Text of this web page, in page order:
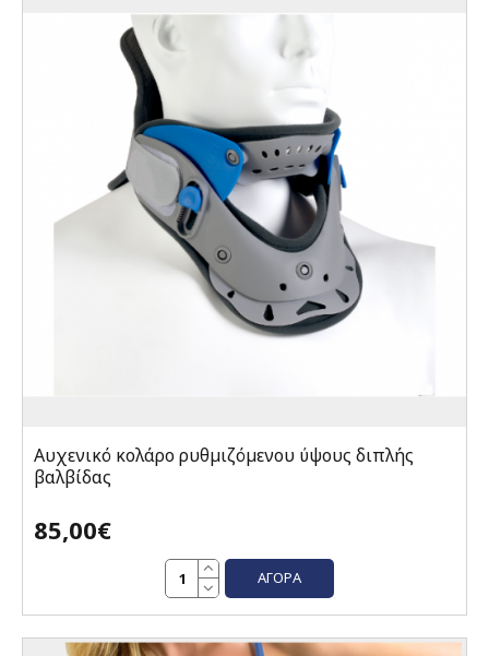
Αυχενικό κολάρο ρυθµιζόµενου ύψους διπλής
βαλβίδας
85,00€
ΑΓΟΡΆ